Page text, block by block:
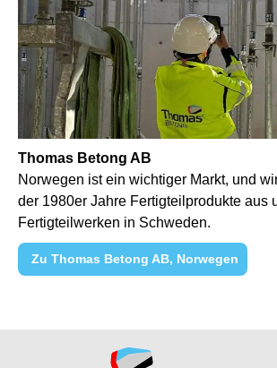
Thomas Betong AB
Norwegen ist ein wichtiger Markt, und
der 1980er Jahre Fertigteilprodukte aus
Fertigteilwerken in Schweden.
Zu Thomas Betong AB, Norwegen